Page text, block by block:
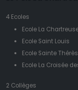
4 Ecoles
Ecole La
Ecole Saint Louis
Ecole Sainte
Ecole La Croisée
2 Collèges